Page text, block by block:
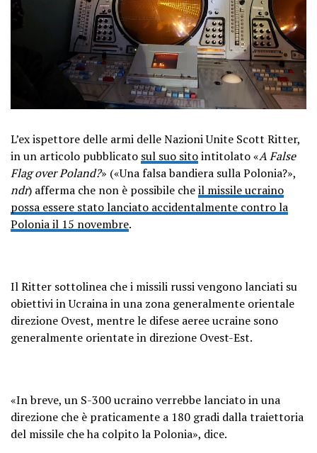
L’ex ispettore delle armi delle Nazioni Unite Scott Ritter,
in un articolo pubblicato sul suo sitointitolato «A False
Flag over Poland?» («Una falsa bandiera sulla Polonia?»,
ndr) afferma che non è possibile cheil missile ucraino
possa essere stato lanciato accidentalmente contro la
Polonia il 15 novembre.
Il Ritter sottolinea che i missili russi vengono lanciati su
obiettivi in ​​Ucraina in una zona generalmente orientale
direzione Ovest, mentre le difese aeree ucraine sono
generalmente orientate in direzione Ovest-Est.
«In breve, un S-300 ucraino verrebbe lanciato in una
direzione che è praticamente a 180 gradi dalla traiettoria
del missile che ha colpito la Polonia», dice.